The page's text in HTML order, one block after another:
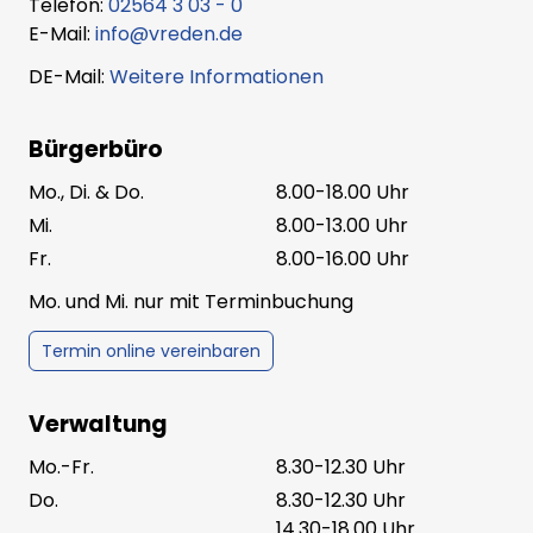
E-Mail: info@vreden.de
DE-Mail: Weitere Informationen
Bürgerbüro
Mo., Di. & Do.
8.00-18.00 Uhr
Mi.
8.00-13.00 Uhr
Fr.
8.00-16.00 Uhr
Mo. und Mi. nur mit Terminbuchung
Termin online vereinbaren
Verwaltung
Mo.-Fr.
8.30-12.30 Uhr
Do.
8.30-12.30 Uhr